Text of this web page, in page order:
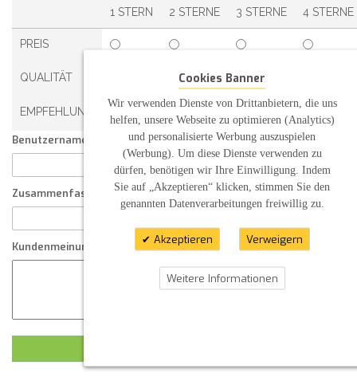
1 STERN 2 STERNE 3 STERNE 4 STERNE
PREIS
QUALITÄT
EMPFEHLUNG
Benutzername:
Zusammenfassung Ihrer Kundenmeinung
Kundenmeinung
Cookies Banner
Wir verwenden Dienste von Drittanbietern, die uns
helfen, unsere Webseite zu optimieren (Analytics)
und personalisierte Werbung auszuspielen
(Werbung). Um diese Dienste verwenden zu
dürfen, benötigen wir Ihre Einwilligung. Indem
Sie auf „Akzeptieren“ klicken, stimmen Sie den
genannten Datenverarbeitungen freiwillig zu.
Akzeptieren Verweigern
Weitere Informationen